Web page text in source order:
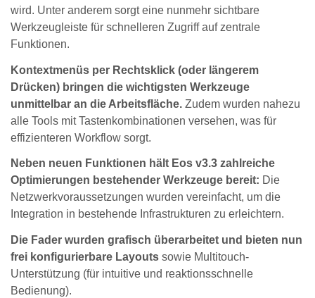
wird. Unter anderem sorgt eine nunmehr sichtbare
Werkzeugleiste für schnelleren Zugriff auf zentrale
Funktionen.
Kontextmenüs per Rechtsklick (oder längerem
Drücken) bringen die wichtigsten Werkzeuge
unmittelbar an die Arbeitsfläche. Zudem wurden nahezu
alle Tools mit Tastenkombinationen versehen, was für
effizienteren Workflow sorgt.
Neben neuen Funktionen hält Eos v3.3 zahlreiche
Optimierungen bestehender Werkzeuge bereit: Die
Netzwerkvoraussetzungen wurden vereinfacht, um die
Integration in bestehende Infrastrukturen zu erleichtern.
Die Fader wurden grafisch überarbeitet und bieten nun
frei konfigurierbare Layouts sowie Multitouch-
Unterstützung (für intuitive und reaktionsschnelle
Bedienung).